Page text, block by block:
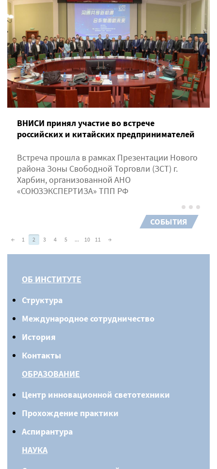
ВНИСИ принял участие во встрече
российских и китайских предпринимателей
Встреча прошла в рамках Презентации Нового
района Зоны Свободной Торговли (ЗСТ) г.
Харбин, организованной АНО
«СОЮЗЭКСПЕРТИЗА» ТПП РФ
СОБЫТИЯ
← 1 2 3 4 5 ... 10 11 →
ОБ ИНСТИТУТЕ
Структура
Международное сотрудничество
История
Контакты
ОБРАЗОВАНИЕ
Центр инновационной светотехники
Прохождение практики
Аспирантура
НАУКА